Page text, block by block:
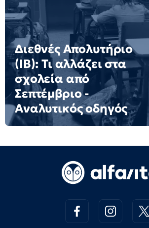
Διεθνές Απολυτήριο
(IB): Τι αλλάζει στα
σχολεία από
Σεπτέμβριο -
Αναλυτικός οδηγός